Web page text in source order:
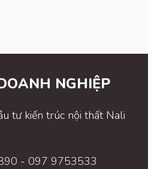
NGHIỆP
tư kiến trúc nội thất Nali
-097 9753533